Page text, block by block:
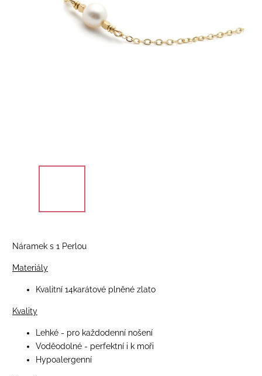
Náramek s 1 Perlou
Materiály
Kvalitní 14karátové plněné zlato
Kvality
Lehké - pro každodenní nošení
Voděodolné - perfektní i k moři
Hypoalergenní